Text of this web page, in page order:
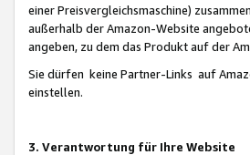
einer Preisvergleichsmaschine)
außerhalb der Amazon-Website
angeben, zu dem das Produkt auf der
Sie dürfen keine Partner-Links auf
einstellen.
3. Verantwortung für Ihre Website